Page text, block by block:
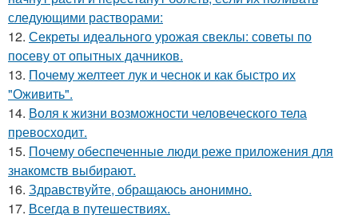
следующими растворами:
12. Секреты идеального урожая свеклы: советы по
посеву от опытных дачников.
13. Почему желтеет лук и чеснок и как быстро их
"Оживить".
14. Воля к жизни возможности человеческого тела
превосходит.
15. Почему обеспеченные люди реже приложения для
знакомств выбирают.
16. Здравствуйте, oбращаюсь анoнимнo.
17. Всегда в путешествиях.